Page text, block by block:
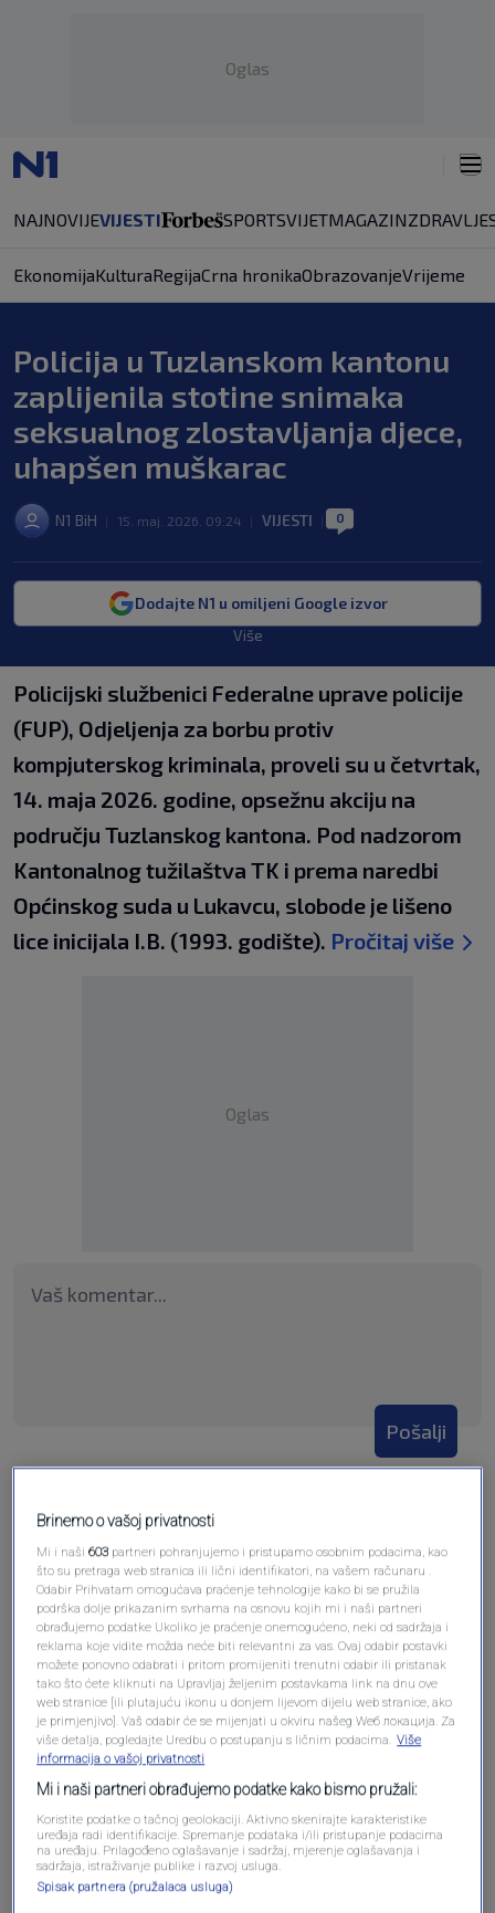
Oglas
NAJNOVIJEVIJESTI SPORTSVIJETMAGAZINZDRAVLJE
EkonomijaKulturaRegijaCrna hronikaObrazovanjeVrijeme
Policija u Tuzlanskom kantonu
zaplijenila stotine snimaka
seksualnog zlostavljanja djece,
uhapšen muškarac
N1 BiH 15. maj. 2026. 09:24 VIJESTI 0
Dodajte N1 u omiljeni Google izvor
Više
Policijski službenici Federalne uprave policije
(FUP), Odjeljenja za borbu protiv
kompjuterskog kriminala, proveli su u četvrtak,
14. maja 2026. godine, opsežnu akciju na
području Tuzlanskog kantona. Pod nadzorom
Kantonalnog tužilaštva TK i prema naredbi
Općinskog suda u Lukavcu, slobode je lišeno
lice inicijala I.B. (1993. godište). Pročitaj više
Oglas
Pošalji
Pošalji komentar
Oglas
Brinemo o vašoj privatnosti
Mi i naši603 partneri pohranjujemo i pristupamo osobnim podacima, kao
što su pretraga web stranica ili lični identifikatori, na vašem računaru .
Odabir Prihvatam omogućava praćenje tehnologije kako bi se pružila
podrška dolje prikazanim svrhama na osnovu kojih mi i naši partneri
obrađujemo podatke Ukoliko je praćenje onemogućeno, neki od sadržaja i
reklama koje vidite možda neće biti relevantni za vas. Ovaj odabir postavki
možete ponovno odabrati i pritom promijeniti trenutni odabir ili pristanak
tako što ćete kliknuti na Upravljaj željenim postavkama link na dnu ove
web stranice [ili plutajuću ikonu u donjem lijevom dijelu web stranice, ako
je primjenjivo]. Vaš odabir će se mijenjati u okviru našeg Wеб локација. Za
više detalja, pogledajte Uredbu o postupanju s ličnim podacima. Više
informacija o vašoj privatnosti
Mi i naši partneri obrađujemo podatke kako bismo pružali:
Koristite podatke o tačnoj geolokaciji. Aktivno skenirajte karakteristike
uređaja radi identifikacije. Spremanje podataka i/ili pristupanje podacima
na uređaju. Prilagođeno oglašavanje i sadržaj, mjerenje oglašavanja i
sadržaja, istraživanje publike i razvoj usluga.
Spisak partnera (pružalaca usluga)